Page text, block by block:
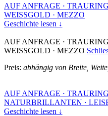
AUF ANFRAGE ·
WEISSGOLD · MEZZO
Geschichte lesen ↓
AUF ANFRAGE ·
WEISSGOLD · MEZZO
Preis: abhängig von Breite,
AUF ANFRAGE ·
NATURBRILLANTEN ·
Geschichte lesen ↓